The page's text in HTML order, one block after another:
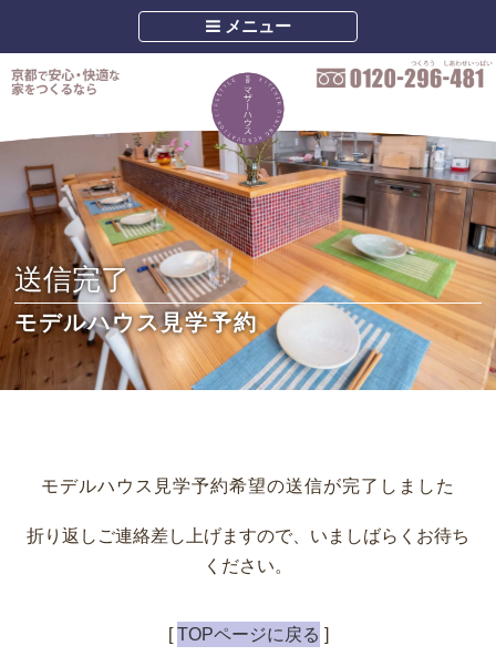
メニュー
送信完了
モデルハウス見学予約
モデルハウス見学予約希望の送信が完了しました
折り返しご連絡差し上げますので、いましばらくお待ち
ください。
[TOPページに戻る ]